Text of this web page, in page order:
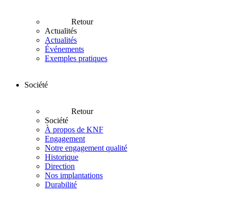
Retour
Actualités
Actualités
Événements
Exemples pratiques
Société
Retour
Société
À propos de KNF
Engagement
Notre engagement qualité
Historique
Direction
Nos implantations
Durabilité